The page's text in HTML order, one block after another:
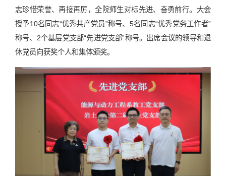
志珍惜荣誉、再接再厉，全院师生对标先进、奋勇前行。大会
授予10名同志“优秀共产党员”称号、5名同志“优秀党务工作者”
称号、2个基层党支部“先进党支部”称号。出席会议的领导和退
休党员向获奖个人和集体颁奖。